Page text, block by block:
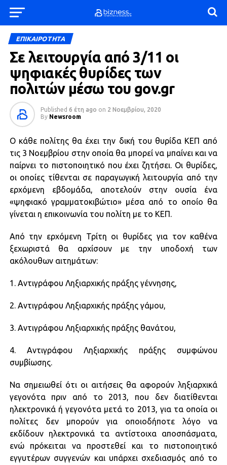
ΕΠΙΚΑΙΡΟΤΗΤΑ
Σε λειτουργία από 3/11 οι
ψηφιακές θυρίδες των
πολιτών μέσω του gov.gr
Published 6 έτη ago on 2 Νοεμβρίου, 2020
By Newsroom
Ο κάθε πολίτης θα έχει την δική του θυρίδα ΚΕΠ από
τις 3 Νοεμβρίου στην οποία θα μπορεί να μπαίνει και να
παίρνει το πιστοποιητικό που έχει ζητήσει. Οι θυρίδες,
οι οποίες τίθενται σε παραγωγική λειτουργία από την
ερχόμενη εβδομάδα, αποτελούν στην ουσία ένα
«ψηφιακό γραμματοκιβώτιο» μέσα από το οποίο θα
γίνεται η επικοινωνία του πολίτη με το ΚΕΠ.
Από την ερχόμενη Τρίτη οι θυρίδες για τον καθένα
ξεχωριστά θα αρχίσουν με την υποδοχή των
ακόλουθων αιτημάτων:
1. Αντιγράφου Ληξιαρχικής πράξης γέννησης,
2. Αντιγράφου Ληξιαρχικής πράξης γάμου,
3. Αντιγράφου Ληξιαρχικής πράξης θανάτου,
4. Αντιγράφου Ληξιαρχικής πράξης συμφώνου
συμβίωσης.
Να σημειωθεί ότι οι αιτήσεις θα αφορούν ληξιαρχικά
γεγονότα πριν από το 2013, που δεν διατίθενται
ηλεκτρονικά ή γεγονότα μετά το 2013, για τα οποία οι
πολίτες δεν μπορούν για οποιοδήποτε λόγο να
εκδίδουν ηλεκτρονικά τα αντίστοιχα αποσπάσματα,
ενώ πρόκειται να προστεθεί και το πιστοποιητικό
εγγυτέρων συγγενών και υπάρχει σχεδιασμός από το